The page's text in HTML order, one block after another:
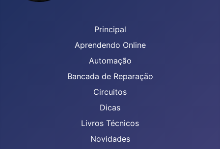
Principal
Aprendendo Online
Automação
Bancada de Reparação
Circuitos
Dicas
Livros Técnicos
Novidades